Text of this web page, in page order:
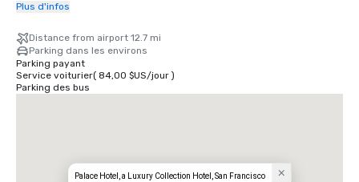
Pour les clients qui souhaitent prendre le train, le train Bay Area Rapid
vous suffit de monter à bord de n'importe quel train à destination de
San Francisco à la gare BART située dans le terminal international.
Descendez du train à la gare de Montgomery Street. Le Palace Hotel
est situé à l'angle de Market Street et de New Montgomery Street,
juste en face de la gare. Le coût total est de 8,65$. Le temps de trajet
est d'environ 45 minutes.
Plus d'infos
Distance from airport 12.7 mi
Parking dans les environs
Parking payant
Service voiturier( 84,00 $US/jour)
Parking des bus
Palace Hotel, a Luxury Collection Hotel, San Francisco